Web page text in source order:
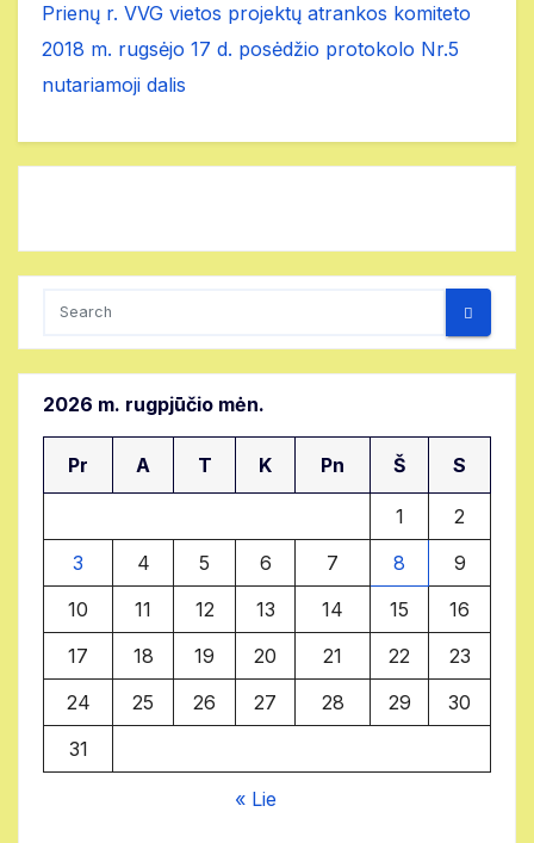
Prienų r. VVG vietos projektų atrankos komiteto
2018 m. rugsėjo 17 d. posėdžio protokolo Nr.5
nutariamoji dalis
2026 m. rugpjūčio mėn.
Pr A T K Pn Š S
1
2
3
4 5 6 7 8
9
10
11 12 13 14 15
16
17
18 19 20 21 22
23
24
25 26 27 28 29
30
31
« Lie